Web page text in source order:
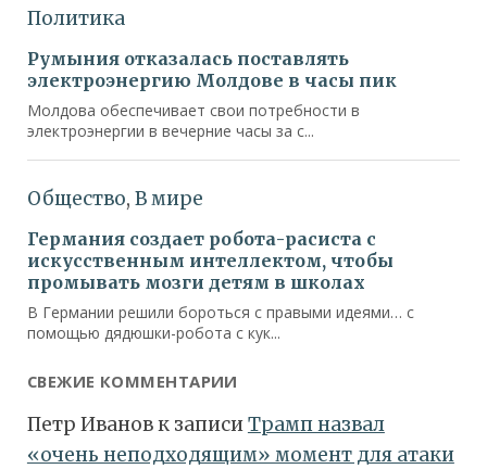
СВЕЖИЕ КОММЕНТАРИИ
Петр Ивановк записиТрамп назвал
«очень неподходящим» момент для атаки